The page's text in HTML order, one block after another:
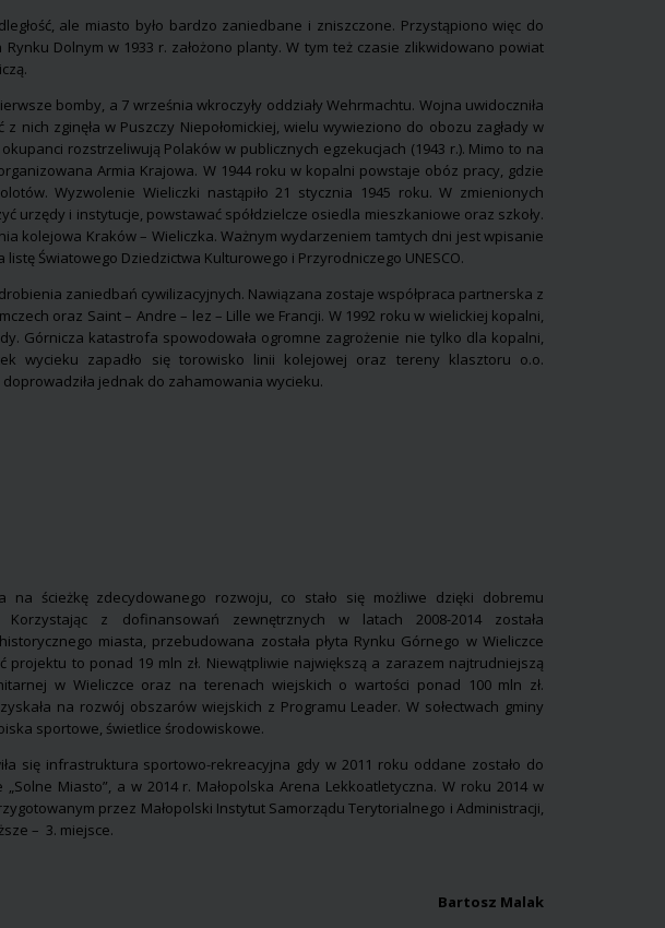
ale miasto było bardzo zaniedbane i zniszczone. Przystąpiono więc do
Dolnym w 1933 r. założono planty. W tym też czasie zlikwidowano powiat
bomby, a 7 września wkroczyły oddziały Wehrmachtu. Wojna uwidoczniła
z nich zginęła w Puszczy Niepołomickiej, wielu wywieziono do obozu zagłady w
rozstrzeliwują Polaków w publicznych egzekucjach (1943 r.). Mimo to na
Armia Krajowa. W 1944 roku w kopalni powstaje obóz pracy, gdzie
Wyzwolenie Wieliczki nastąpiło 21 stycznia 1945 roku. W zmienionych
urzędy i instytucje, powstawać spółdzielcze osiedla mieszkaniowe oraz szkoły.
kolejowa Kraków – Wieliczka. Ważnym wydarzeniem tamtych dni jest wpisanie
Światowego Dziedzictwa Kulturowego i Przyrodniczego UNESCO.
zaniedbań cywilizacyjnych. Nawiązana zostaje współpraca partnerska z
oraz Saint – Andre – lez – Lille we Francji. W 1992 roku w wielickiej kopalni,
Górnicza katastrofa spowodowała ogromne zagrożenie nie tylko dla kopalni,
wycieku zapadło się torowisko linii kolejowej oraz tereny klasztoru o.o.
jednak do zahamowania wycieku.
na ścieżkę zdecydowanego rozwoju, co stało się możliwe dzięki dobremu
Korzystając z dofinansowań zewnętrznych w latach 2008-2014 została
miasta, przebudowana została płyta Rynku Górnego w Wieliczce
projektu to ponad 19 mln zł. Niewątpliwie największą a zarazem najtrudniejszą
w Wieliczce oraz na terenach wiejskich o wartości ponad 100 mln zł.
na rozwój obszarów wiejskich z Programu Leader. W sołectwach gminy
sportowe, świetlice środowiskowe.
się infrastruktura sportowo-rekreacyjna gdy w 2011 roku oddane zostało do
Miasto”, a w 2014 r. Małopolska Arena Lekkoatletyczna. W roku 2014 w
przez Małopolski Instytut Samorządu Terytorialnego i Administracji,
– 3. miejsce.
Bartosz Malak